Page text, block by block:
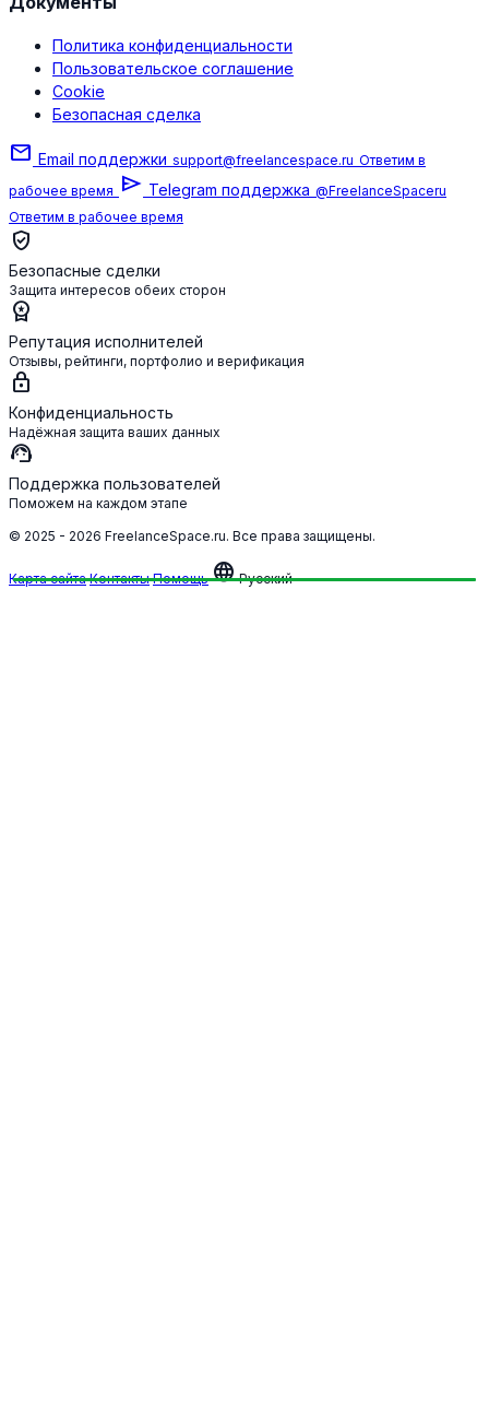
Политика конфиденциальности
Пользовательское соглашение
Cookie
Безопасная сделка
mail Email поддержки support@freelancespace.ru Ответим в
рабочее время send Telegram поддержка @FreelanceSpaceru
Ответим в рабочее время
verified_user
Безопасные сделки
Защита интересов обеих сторон
workspace_premium
Репутация исполнителей
Отзывы, рейтинги, портфолио и верификация
lock
Конфиденциальность
Надёжная защита ваших данных
support_agent
Поддержка пользователей
Поможем на каждом этапе
© 2025 - 2026 FreelanceSpace.ru. Все права защищены.
Карта сайта Контакты Помощь languageРусский